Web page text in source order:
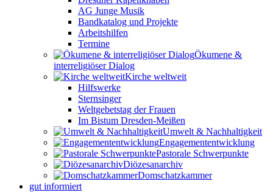
AG Junge Musik
Bandkatalog und Projekte
Arbeitshilfen
Termine
Ökumene &
interreligiöser Dialog
Kirche weltweit
Hilfswerke
Sternsinger
Weltgebetstag der Frauen
Im Bistum Dresden-Meißen
Umwelt & Nachhaltigkeit
Engagemententwicklung
Pastorale Schwerpunkte
Diözesanarchiv
Domschatzkammer
gut informiert